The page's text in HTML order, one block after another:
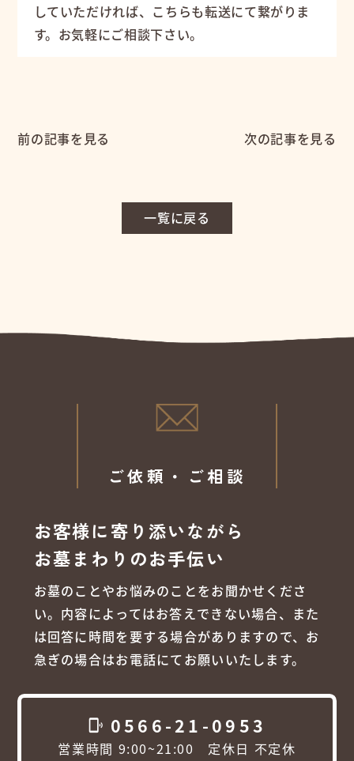
していただければ、こちらも転送にて繋がりま
す。お気軽にご相談下さい。
前の記事を見る
一覧に戻る
次の記事を見る
ご依頼・ご相談
お客様に寄り添いながら
お墓まわりのお手伝い
お墓のことやお悩みのことをお聞かせくださ
い。内容によってはお答えできない場合、また
は回答に時間を要する場合がありますので、お
急ぎの場合はお電話にてお願いいたします。
phonelink_ring 0566-21-0953
営業時間 9:00~21:00 定休日 不定休